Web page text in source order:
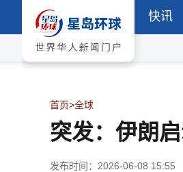
快讯
首页>全球
突发：伊朗
发布时间：2026-06-08 15:55